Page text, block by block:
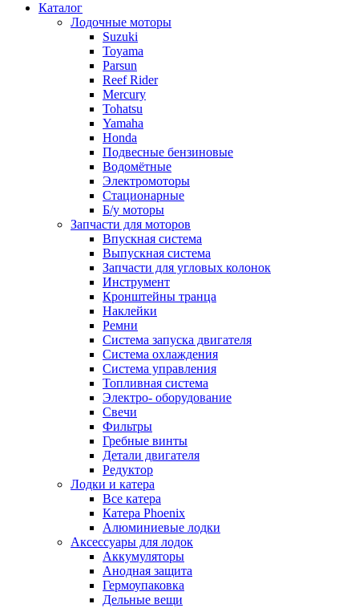
Каталог
Лодочные моторы
Suzuki
Toyama
Parsun
Reef Rider
Mercury
Tohatsu
Yamaha
Honda
Подвесные бензиновые
Водомётные
Электромоторы
Стационарные
Б/у моторы
Запчасти для моторов
Впускная система
Выпускная система
Запчасти для угловых колонок
Инструмент
Кронштейны транца
Наклейки
Ремни
Система запуска двигателя
Система охлаждения
Система управления
Топливная система
Электро- оборудование
Свечи
Фильтры
Гребные винты
Детали двигателя
Редуктор
Лодки и катера
Все катера
Катера Phoenix
Алюминиевые лодки
Аксессуары для лодок
Аккумуляторы
Анодная защита
Гермоупаковка
Дельные вещи